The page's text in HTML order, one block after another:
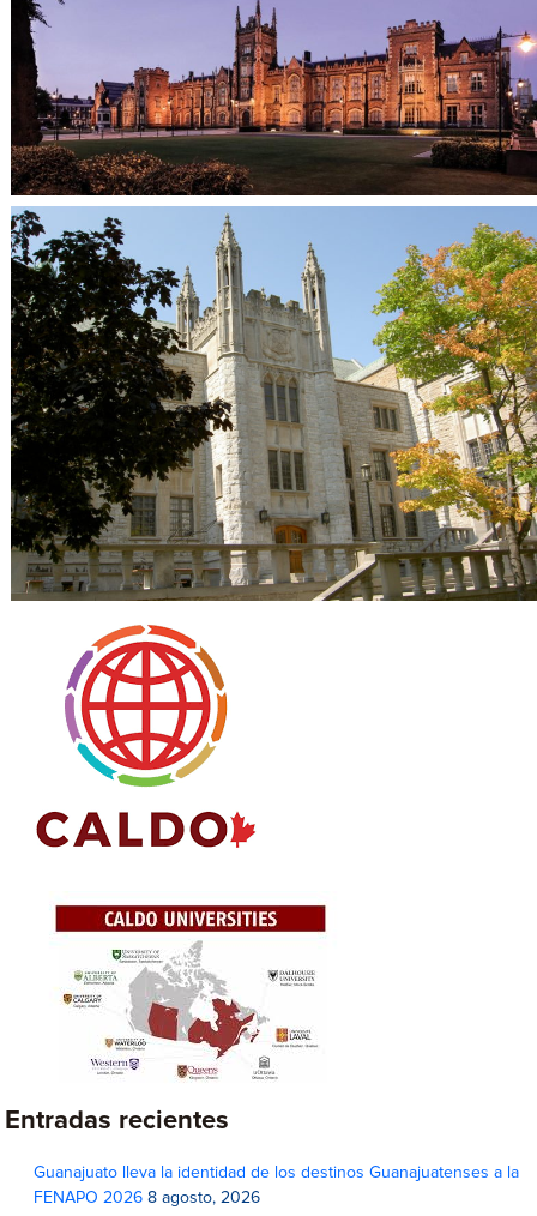
Entradas recientes
Guanajuato lleva la identidad de los destinos Guanajuatenses a la
FENAPO 2026 8 agosto, 2026